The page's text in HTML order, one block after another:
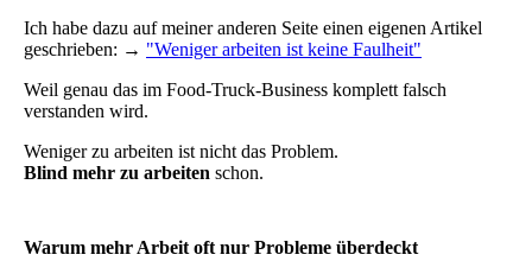
Ich habe dazu auf meiner anderen Seite einen eigenen Artikel
geschrieben: → "Weniger arbeiten ist keine Faulheit"
Weil genau das im Food-Truck-Business komplett falsch
verstanden wird.
Weniger zu arbeiten ist nicht das Problem.
Blind mehr zu arbeiten schon.
Warum mehr Arbeit oft nur Probleme überdeckt